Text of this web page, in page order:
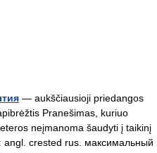
— aukščiausioji priedangos
Pranešimas, kuriuo
neįmanoma šaudyti į taikinį
crested rus. максимальный